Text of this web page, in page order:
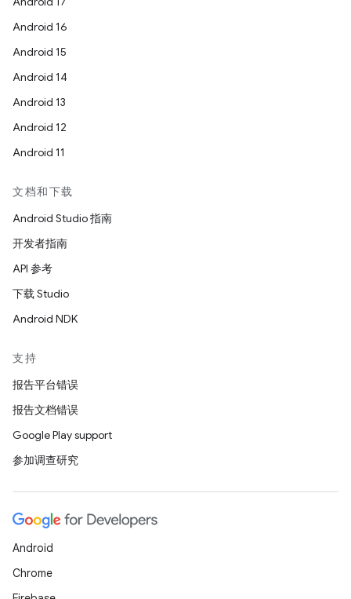
Android 16
Android 15
Android 14
Android 13
Android 12
Android 11
文档和下载
Android Studio 指南
开发者指南
API 参考
下载 Studio
Android NDK
支持
报告平台错误
报告文档错误
Google Play support
参加调查研究
Android
Chrome